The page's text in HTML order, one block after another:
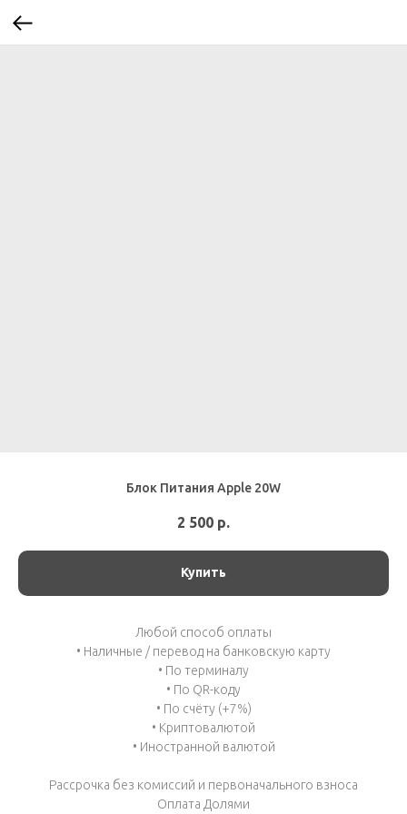
Блок Питания Apple 20W
2 500 р.
Купить
Любой способ оплаты
• Наличные / перевод на банковскую карту
• По терминалу
• По QR-коду
• По счёту (+7%)
• Криптовалютой
• Иностранной валютой
Рассрочка без комиссий и первоначального взноса
Оплата Долями